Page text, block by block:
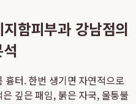
함피부과 강남점의
흉터. 한번 생기면 자연적으로
깊은 패임, 붉은 자국, 울퉁불